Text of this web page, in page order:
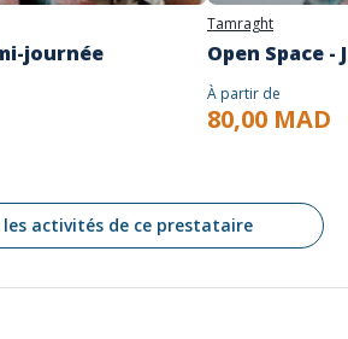
journée
Tamraght
Open Space -
À partir de
80,00 MAD
activités de ce prestataire